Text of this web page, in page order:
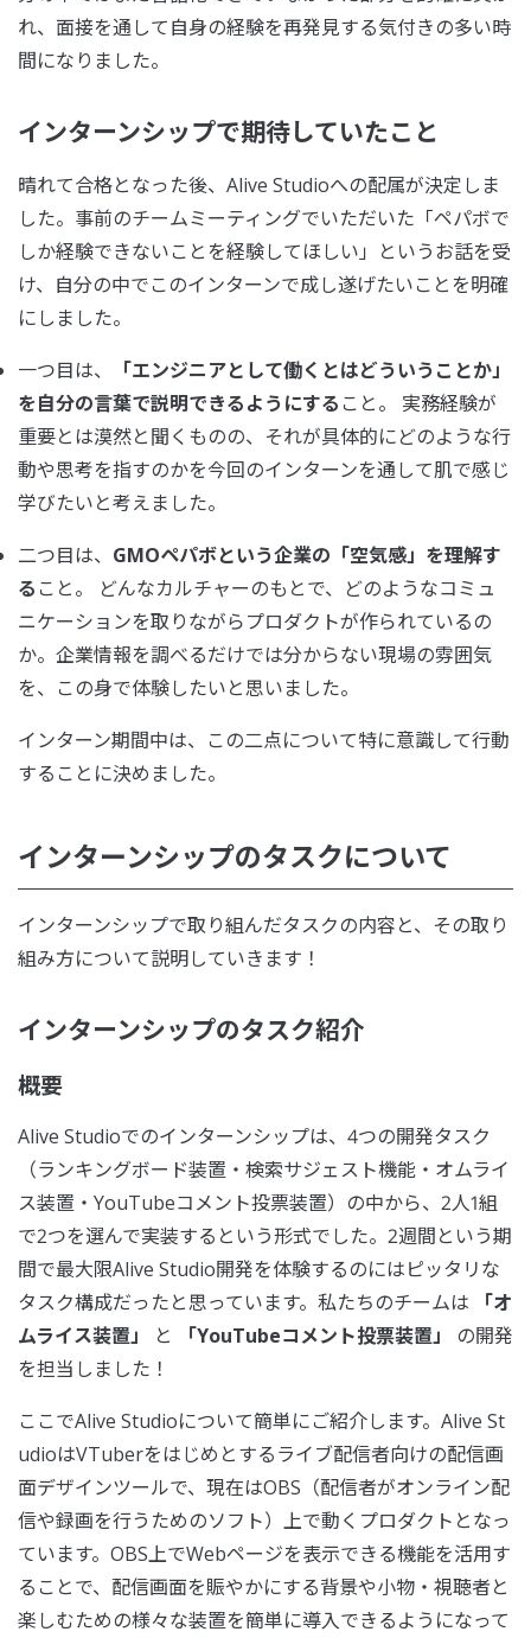
れ、面接を通して自身の経験を再発見する気付きの多い時
間になりました。
インターンシップで期待していたこと
晴れて合格となった後、Alive Studioへの配属が決定しま
した。事前のチームミーティングでいただいた「ペパボで
しか経験できないことを経験してほしい」というお話を受
け、自分の中でこのインターンで成し遂げたいことを明確
にしました。
一つ目は、
「エンジニアとして働くとはどういうことか」
を自分の言葉で説明できるようにする こと。 実務経験が
重要とは漠然と聞くものの、それが具体的にどのような行
動や思考を指すのかを今回のインターンを通して肌で感じ
学びたいと考えました。
二つ目は、 GMOペパボという企業の「空気感」を理解す
る こと。 どんなカルチャーのもとで、どのようなコミュ
ニケーションを取りながらプロダクトが作られているの
か。企業情報を調べるだけでは分からない現場の雰囲気
を、この身で体験したいと思いました。
インターン期間中は、この二点について特に意識して行動
することに決めました。
インターンシップのタスクについて
インターンシップで取り組んだタスクの内容と、その取り
組み方について説明していきます！
インターンシップのタスク紹介
概要
Alive Studioでのインターンシップは、4つの開発タスク
（ランキングボード装置・検索サジェスト機能・オムライ
ス装置・YouTubeコメント投票装置）の中から、2人1組
で2つを選んで実装するという形式でした。2週間という期
間で最大限Alive Studio開発を体験するのにはピッタリな
タスク構成だったと思っています。私たちのチームは
「オ
ムライス装置」
と 「YouTubeコメント投票装置」
の開発
を担当しました！
ここでAlive Studioについて簡単にご紹介します。Alive St
udioはVTuberをはじめとするライブ配信者向けの配信画
面デザインツールで、現在はOBS（配信者がオンライン配
信や録画を行うためのソフト）上で動くプロダクトとなっ
ています。OBS上でWebページを表示できる機能を活用す
ることで、配信画面を賑やかにする背景や小物・視聴者と
楽しむための様々な装置を簡単に導入できるようになって